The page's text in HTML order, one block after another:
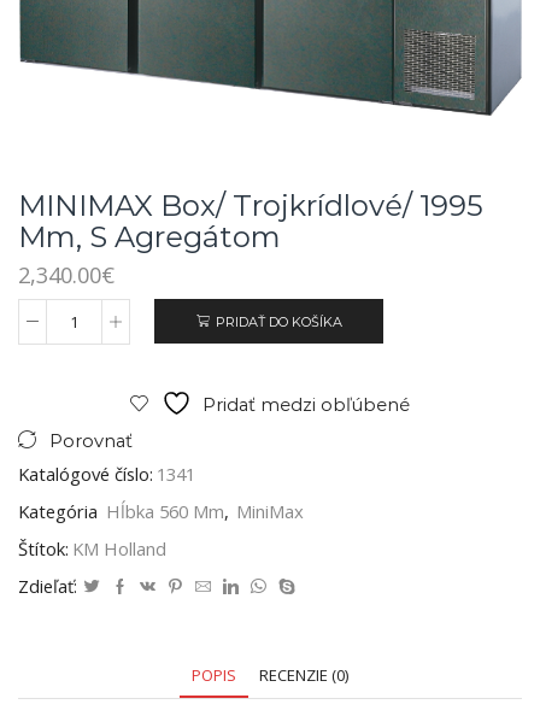
MINIMAX Box/ Trojkrídlové/ 1995
Mm, S Agregátom
2,340.00€
PRIDAŤ DO KOŠÍKA
Pridať medzi obľúbené
Porovnať
Katalógové číslo: 1341
Kategória Hĺbka 560 Mm, MiniMax
Štítok: KM Holland
Zdieľať:
POPIS RECENZIE (0)